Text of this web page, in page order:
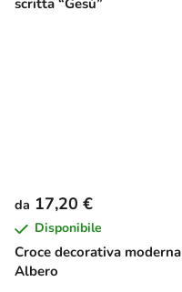
scritta “Gesù”
Croce decorativa moderna
Albero
da 17,20 €
Disponibile